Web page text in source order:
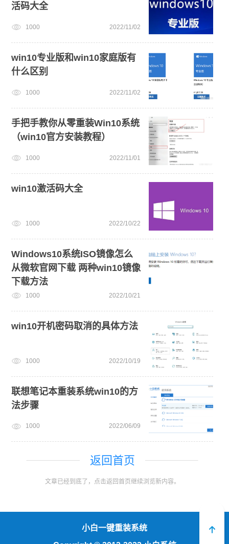
win7系统重装 win10系统重装
win11系统下载 小白一键重装系统win10教程
win11正式版 U盘PE启动盘制作
活码大全
1000 2022/11/02
win10专业版和win10家庭版有
什么区别
1000 2022/11/02
手把手教你从零重装Win10系统
（win10官方安装教程）
1000 2022/11/01
win10激活码大全
1000 2022/10/22
Windows10系统ISO镜像怎么
从微软官网下载 两种win10镜像
下载方法
1000 2022/10/21
win10开机密码取消的具体方法
1000 2022/10/19
联想笔记本重装系统win10的方
法步骤
1000 2022/06/09
返回首页
文章已经到底了，点击返回首页继续浏览新内容。
小白一键重装系统